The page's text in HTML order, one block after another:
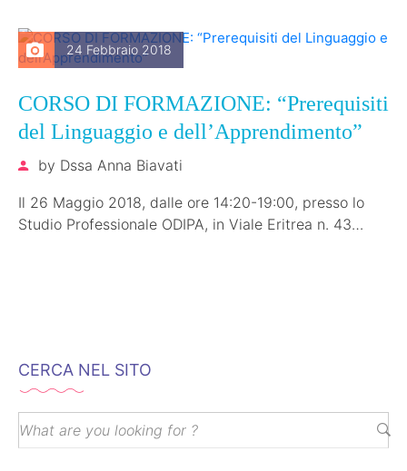
24 Febbraio 2018
CORSO DI FORMAZIONE: “Prerequisiti
del Linguaggio e dell’Apprendimento”
by Dssa Anna Biavati
Il 26 Maggio 2018, dalle ore 14:20-19:00, presso lo
Studio Professionale ODIPA, in Viale Eritrea n. 43
CERCA NEL SITO